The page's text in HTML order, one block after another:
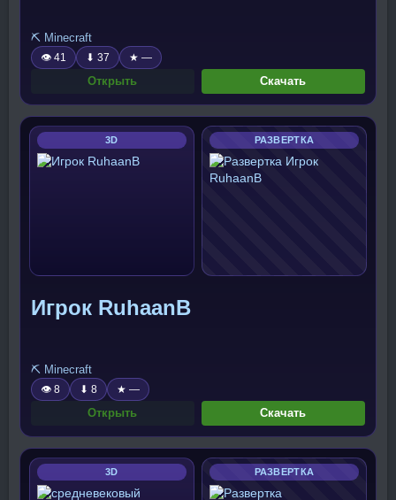
⛏️ Minecraft
👁 41 ⬇ 37 ★ —
Открыть Скачать
3D РАЗВЕРТКА
Игрок RuhaanB
⛏️ Minecraft
👁 8 ⬇ 8 ★ —
Открыть Скачать
3D РАЗВЕРТКА